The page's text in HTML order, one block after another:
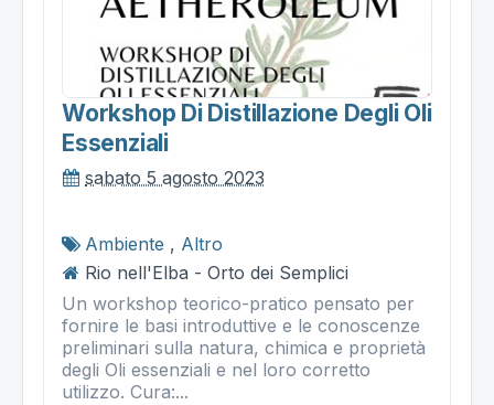
Workshop Di Distillazione Degli Oli
Essenziali
sabato 5 agosto 2023
Ambiente , Altro
Rio nell'Elba - Orto dei Semplici
Un workshop teorico-pratico pensato per
fornire le basi introduttive e le conoscenze
preliminari sulla natura, chimica e proprietà
degli Oli essenziali e nel loro corretto
utilizzo. Cura:...